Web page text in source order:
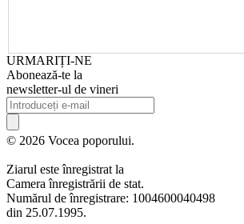
URMARIȚI-NE
Abonează-te la
newsletter-ul de vineri
© 2026 Vocea poporului.
Ziarul este înregistrat la
Camera înregistrării de stat.
Numărul de înregistrare: 1004600040498
din 25.07.1995.